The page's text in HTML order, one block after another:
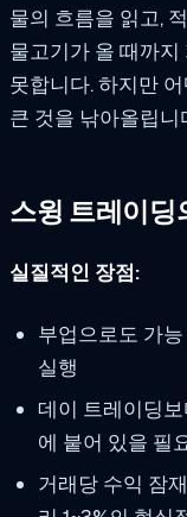
물의 흐름을 읽고,
물고기가 올 때까
못합니다. 하지만
큰 것을 낚아올립니
스윙 트레이딩
실질적인 장점:
부업으로도 가
실행
데이 트레이딩
에 붙어 있을 필
거래당 수익 잠